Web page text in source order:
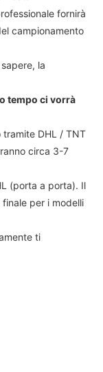
fornirà
campionamento
la
tempo ci vorrà
tramite DHL / TNT
circa 3-7
(porta a porta). Il
per i modelli
ti